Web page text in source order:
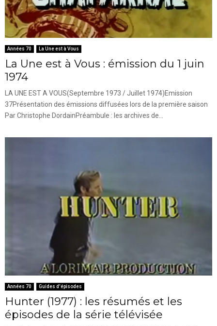
Années 70 La Une est à Vous
La Une est à Vous : émission du 1 juin
1974
LA UNE EST A VOUS(Septembre 1973 / Juillet 1974)Emission
37Présentation des émissions diffusées lors de la première saison
Par Christophe DordainPréambule : les archives de...
Années 70 Guides d'épisodes
Hunter (1977) : les résumés et les
épisodes de la série télévisée